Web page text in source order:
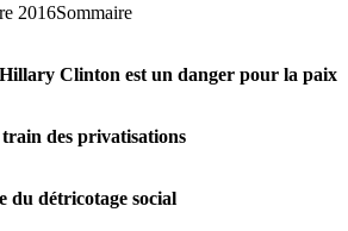
2016Sommaire
Clinton est un danger pour la paix
des privatisations
du détricotage social